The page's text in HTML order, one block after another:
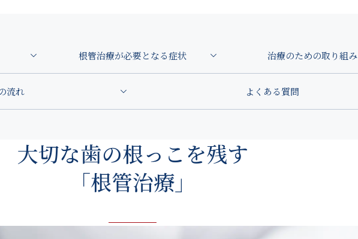
根管治療が必要となる症状 治療のための取り組み
流れ よくある質問
大切な歯の根っこを残す
「根管治療」